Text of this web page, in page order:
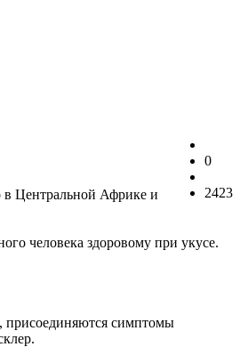
0
2423
в Центральной Африке и
человека здоровому при укусе.
присоединяются симптомы